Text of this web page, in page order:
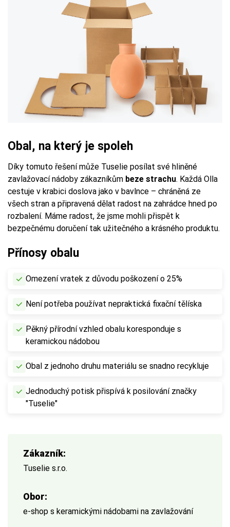
Obal, na který je spoleh
Díky tomuto řešení může Tuselie posílat své hliněné
zavlažovací nádoby zákazníkům beze strachu. Každá Olla
cestuje v krabici doslova jako v bavlnce – chráněná ze
všech stran a připravená dělat radost na zahrádce hned po
rozbalení. Máme radost, že jsme mohli přispět k
bezpečnému doručení tak užitečného a krásného produktu.
Přínosy obalu
Omezení vratek z důvodu poškození o 25%
Není potřeba používat nepraktická fixační tělíska
Pěkný přírodní vzhled obalu koresponduje s
keramickou nádobou
Obal z jednoho druhu materiálu se snadno recykluje
Jednoduchý potisk přispívá k posilování značky
"Tuselie"
Zákazník:
Tuselie s.r.o.
Obor:
e-shop s keramickými nádobami na zavlažování